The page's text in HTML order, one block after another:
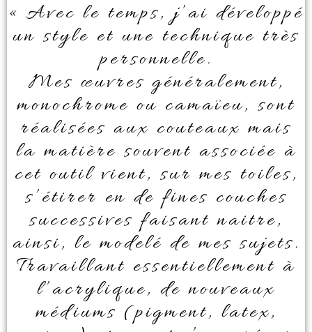
« Avec le temps, j’ai développé
un style et une technique très
personnelle.
Mes œuvres généralement,
monochrome ou camaïeu, sont
réalisées aux couteaux mais
la matière souvent associée à
cet outil vient, sur mes toiles,
s’étirer en de fines couches
successives faisant naitre,
ainsi, le modelé de mes sujets.
Travaillant essentiellement à
l’acrylique, de nouveaux
médiums (pigment, latex,